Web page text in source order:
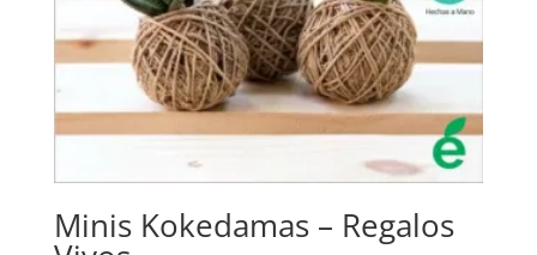
Minis Kokedamas – Regalos